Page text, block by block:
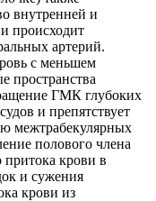
внутренней и
происходит
артерий.
с меньшем
пространства
ГМК глубоких
и препятствует
межтрабекулярных
полового члена
крови в
и сужения
крови из